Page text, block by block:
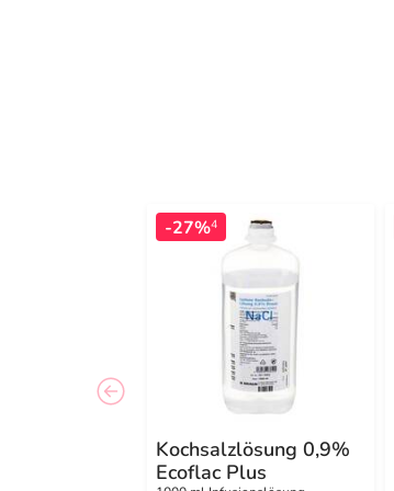
-27%4
Kochsalzlösung 0,9%
Ecoflac Plus